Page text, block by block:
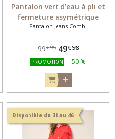
Pantalon vert d’eau à pli et
fermeture asymétrique
Esqualo
Pantalon Jeans Combi
99€95 49€98
PROMOTION -50 %
Disponible du 38 au 46